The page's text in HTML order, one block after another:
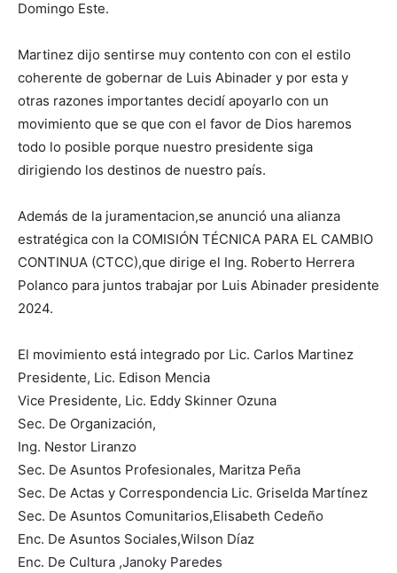
Domingo Este.
Martinez dijo sentirse muy contento con con el estilo
coherente de gobernar de Luis Abinader y por esta y
otras razones importantes decidí apoyarlo con un
movimiento que se que con el favor de Dios haremos
todo lo posible porque nuestro presidente siga
dirigiendo los destinos de nuestro país.
Además de la juramentacion,se anunció una alianza
estratégica con la COMISIÓN TÉCNICA PARA EL CAMBIO
CONTINUA (CTCC),que dirige el Ing. Roberto Herrera
Polanco para juntos trabajar por Luis Abinader presidente
2024.
El movimiento está integrado por Lic. Carlos Martinez
Presidente, Lic. Edison Mencia
Vice Presidente, Lic. Eddy Skinner Ozuna
Sec. De Organización,
Ing. Nestor Liranzo
Sec. De Asuntos Profesionales, Maritza Peña
Sec. De Actas y Correspondencia Lic. Griselda Martínez
Sec. De Asuntos Comunitarios,Elisabeth Cedeño
Enc. De Asuntos Sociales,Wilson Díaz
Enc. De Cultura ,Janoky Paredes